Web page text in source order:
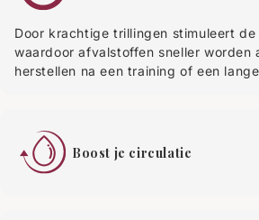
Door krachtige trillingen stimuleert
waardoor afvalstoffen sneller
herstellen na een training of een
Boost je circulatie